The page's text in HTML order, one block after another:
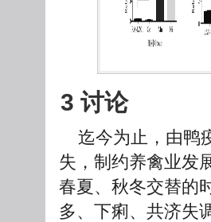
3 讨论
迄今为止，由鸭
失，制约养禽业发
春夏、秋冬交替的
多、下痢、共济失